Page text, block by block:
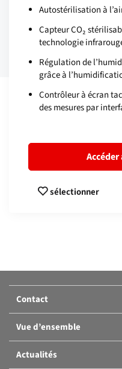
Autostérilisation à
Capteur CO₂
technologie
Régulation de
grâce à
Contrôleur à écran
des mesures par
sélectionner
Comparer les produits:
Ou ajouter un autre produit.
Contact
Vue d’ensemble
Actualités